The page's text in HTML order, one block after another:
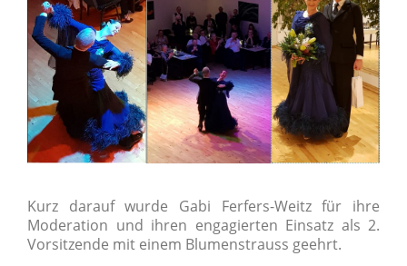
Kurz darauf wurde Gabi Ferfers-Weitz für ihre
Moderation und ihren engagierten Einsatz als 2.
Vorsitzende mit einem Blumenstrauss geehrt.